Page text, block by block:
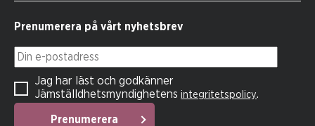
Prenumerera på vårt nyhetsbrev
Din e-postadress
Prenumerera
Jag har läst och godkänner
Jämställdhetsmyndighetens integritetspolicy.